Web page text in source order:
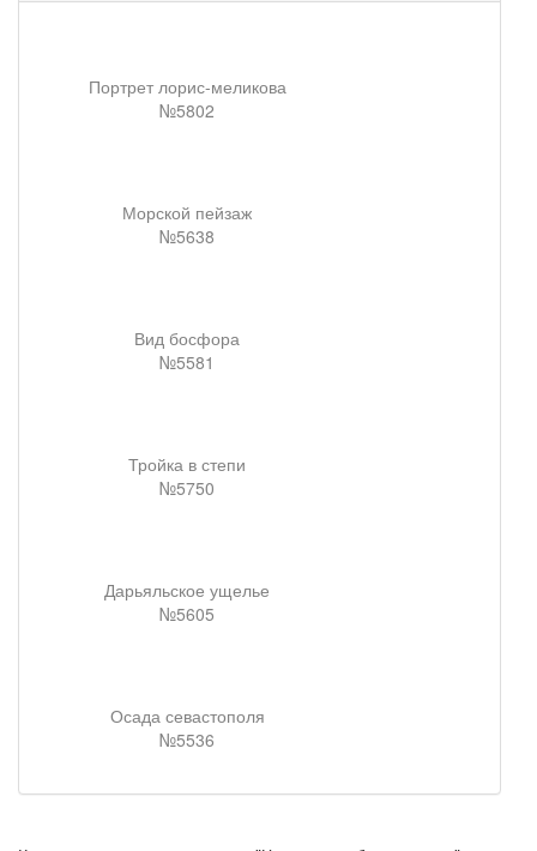
Портрет лорис-меликова
№5802
Морской пейзаж
№5638
Вид босфора
№5581
Тройка в степи
№5750
Дарьяльское ущелье
№5605
Осада севастополя
№5536